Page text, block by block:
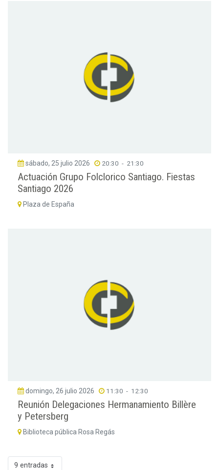
sábado, 25 julio 2026 20:30 - 21:30
Actuación Grupo Folclorico Santiago. Fiestas
Santiago 2026
Plaza de España
domingo, 26 julio 2026 11:30 - 12:30
Reunión Delegaciones Hermanamiento Billère
y Petersberg
Biblioteca pública Rosa Regás
9 entradas